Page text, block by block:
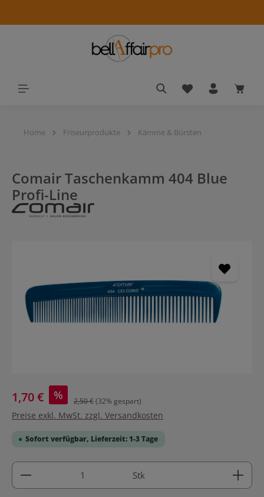
Du hast 0
Home Friseurprodukte Kämme & Bürsten
Comair Taschenkamm 404 Blue
Profi-Line
1,70 € % 2,50 €(32% gespart)
Preise exkl. MwSt. zzgl. Versandkosten
Sofort verfügbar, Lieferzeit: 1-3 Tage
Produkt Anzahl: Gib den gewünschten Wert ein
Stk